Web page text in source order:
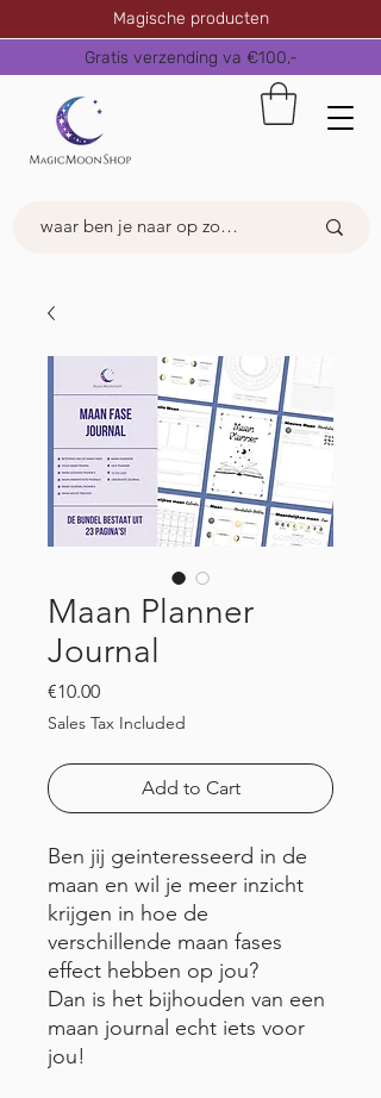
Magische producten
Gratis verzending va €100,-
Maan Planner
Journal
€10.00Price
Sales Tax Included
Add to Cart
Ben jij geinteresseerd in de
maan en wil je meer inzicht
krijgen in hoe de
verschillende maan fases
effect hebben op jou?
Dan is het bijhouden van een
maan journal echt iets voor
jou!